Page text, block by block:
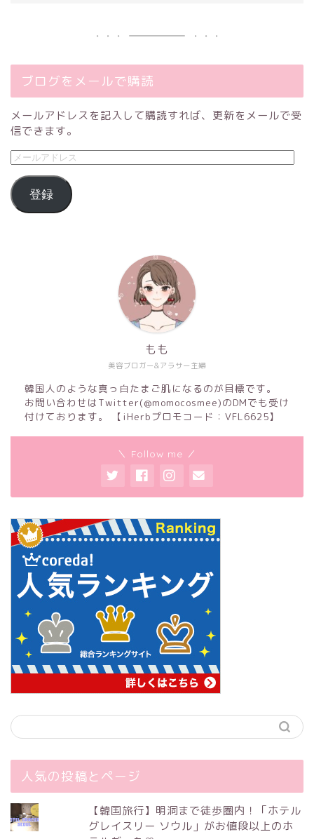
ブログをメールで購読
メールアドレスを記入して購読すれば、更新をメールで受
信できます。
登録
美容ブロガー&アラサー主婦
もも
韓国人のような真っ白たまご肌になるのが目標です。
お問い合わせはTwitter(@momocosmee)のDMでも受け
付けております。 【iHerbプロモコード：VFL6625】
＼ Follow me ／
人気の投稿とページ
【韓国旅行】明洞まで徒歩圏内！「ホテル
グレイスリー ソウル」がお値段以上のホ